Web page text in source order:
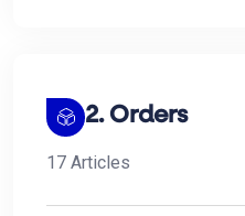
2. Orders
17 Articles